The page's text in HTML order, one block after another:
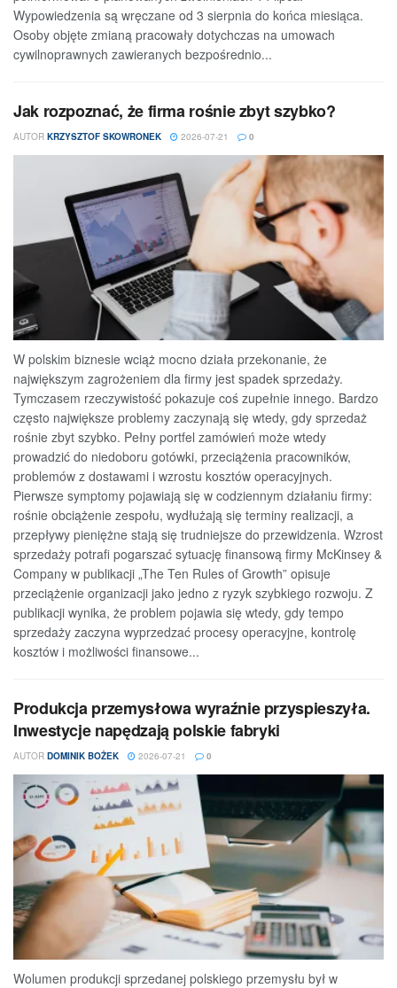
Wypowiedzenia są wręczane od 3 sierpnia do końca miesiąca.
Osoby objęte zmianą pracowały dotychczas na umowach
cywilnoprawnych zawieranych bezpośrednio...
Jak rozpoznać, że firma rośnie zbyt szybko?
AUTOR KRZYSZTOF SKOWRONEK 2026-07-21 0
W polskim biznesie wciąż mocno działa przekonanie, że
największym zagrożeniem dla firmy jest spadek sprzedaży.
Tymczasem rzeczywistość pokazuje coś zupełnie innego. Bardzo
często największe problemy zaczynają się wtedy, gdy sprzedaż
rośnie zbyt szybko. Pełny portfel zamówień może wtedy
prowadzić do niedoboru gotówki, przeciążenia pracowników,
problemów z dostawami i wzrostu kosztów operacyjnych.
Pierwsze symptomy pojawiają się w codziennym działaniu firmy:
rośnie obciążenie zespołu, wydłużają się terminy realizacji, a
przepływy pieniężne stają się trudniejsze do przewidzenia. Wzrost
sprzedaży potrafi pogarszać sytuację finansową firmy McKinsey &
Company w publikacji „The Ten Rules of Growth” opisuje
przeciążenie organizacji jako jedno z ryzyk szybkiego rozwoju. Z
publikacji wynika, że problem pojawia się wtedy, gdy tempo
sprzedaży zaczyna wyprzedzać procesy operacyjne, kontrolę
kosztów i możliwości finansowe...
Produkcja przemysłowa wyraźnie przyspieszyła.
Inwestycje napędzają polskie fabryki
AUTOR DOMINIK BOŻEK 2026-07-21 0
Wolumen produkcji sprzedanej polskiego przemysłu był w